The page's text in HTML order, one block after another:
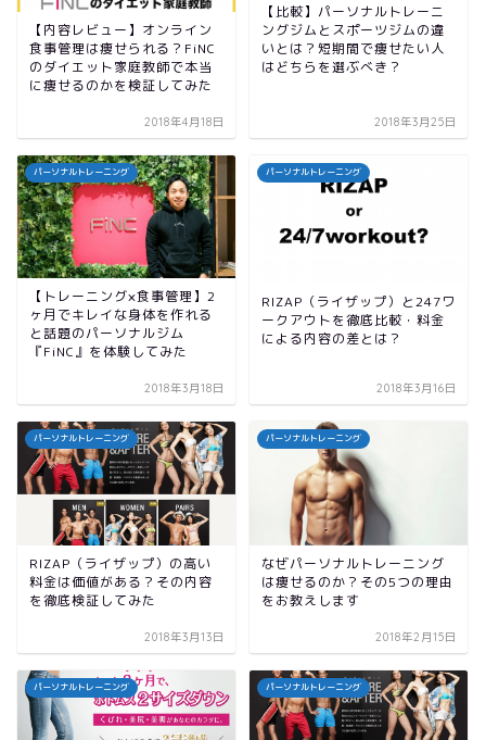
【内容レビュー】オンライン
食事管理は痩せられる？FiNC
のダイエット家庭教師で本当
に痩せるのかを検証してみた
2018年4月18日
【比較】パーソナルトレーニ
ングジムとスポーツジムの違
いとは？短期間で痩せたい人
はどちらを選ぶべき？
2018年3月25日
パーソナルトレーニング
【トレーニング×食事管理】2
ヶ月でキレイな身体を作れる
と話題のパーソナルジム
『FiNC』を体験してみた
2018年3月18日
パーソナルトレーニング
RIZAP（ライザップ）と247ワ
ークアウトを徹底比較・料金
による内容の差とは？
2018年3月16日
パーソナルトレーニング
RIZAP（ライザップ）の高い
料金は価値がある？その内容
を徹底検証してみた
2018年3月13日
パーソナルトレーニング
なぜパーソナルトレーニング
は痩せるのか？その5つの理由
をお教えします
2018年2月15日
パーソナルトレーニング パーソナルトレーニング